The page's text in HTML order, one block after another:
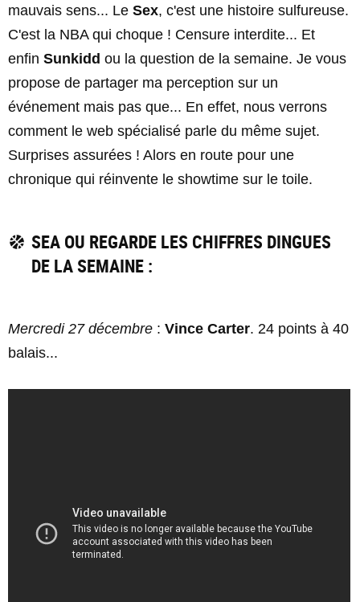
mauvais sens... Le Sex, c'est une histoire sulfureuse.
C'est la NBA qui choque ! Censure interdite... Et
enfin Sunkidd ou la question de la semaine. Je vous
propose de partager ma perception sur un
événement mais pas que... En effet, nous verrons
comment le web spécialisé parle du même sujet.
Surprises assurées ! Alors en route pour une
chronique qui réinvente le showtime sur le toile.
SEA OU REGARDE LES CHIFFRES DINGUES
DE LA SEMAINE :
Mercredi 27 décembre : Vince Carter. 24 points à 40
balais...